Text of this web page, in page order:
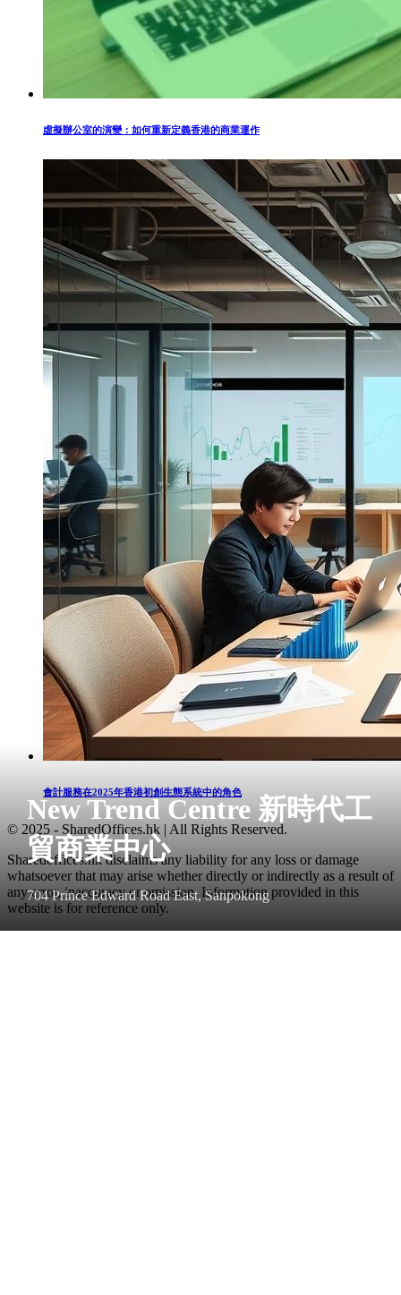
New Trend Centre 新時代工
貿商業中心
704 Prince Edward Road East, Sanpokong
虛擬辦公室的演變：如何重新定義香港的商業運作
會計服務在2025年香港初創生態系統中的角色
© 2025 - SharedOffices.hk | All Rights Reserved.
Sharedoffices.hk disclaims any liability for any loss or damage
whatsoever that may arise whether directly or indirectly as a result of
any error, inaccuracy or omission. Information provided in this
website is for reference only.